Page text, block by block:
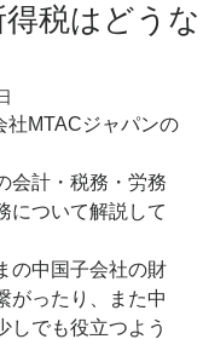
税はどうな
社MTACジャパンの
会計・税務・労務
について解説して
の中国子会社の財
がったり、また中
しでも役立つよう